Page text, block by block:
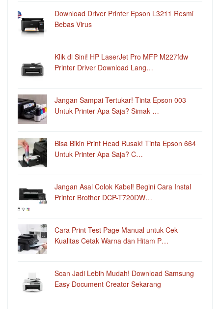
Download Driver Printer Epson L3211 Resmi
Bebas Virus
Klik di Sini! HP LaserJet Pro MFP M227fdw
Printer Driver Download Lang…
Jangan Sampai Tertukar! Tinta Epson 003
Untuk Printer Apa Saja? Simak …
Bisa Bikin Print Head Rusak! Tinta Epson 664
Untuk Printer Apa Saja? C…
Jangan Asal Colok Kabel! Begini Cara Instal
Printer Brother DCP-T720DW…
Cara Print Test Page Manual untuk Cek
Kualitas Cetak Warna dan Hitam P…
Scan Jadi Lebih Mudah! Download Samsung
Easy Document Creator Sekarang